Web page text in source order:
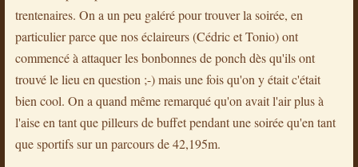
trentenaires. On a un peu galéré pour trouver la soirée, en
particulier parce que nos éclaireurs (Cédric et Tonio) ont
commencé à attaquer les bonbonnes de ponch dès qu'ils ont
trouvé le lieu en question ;-) mais une fois qu'on y était c'était
bien cool. On a quand même remarqué qu'on avait l'air plus à
l'aise en tant que pilleurs de buffet pendant une soirée qu'en tant
que sportifs sur un parcours de 42,195m.